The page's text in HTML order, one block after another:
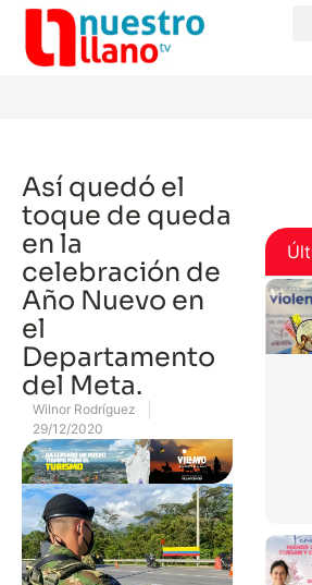
Así quedó el
toque de queda
en la
celebración de
Año Nuevo en
el
Departamento
del Meta.
Wilnor Rodríguez
29/12/2020